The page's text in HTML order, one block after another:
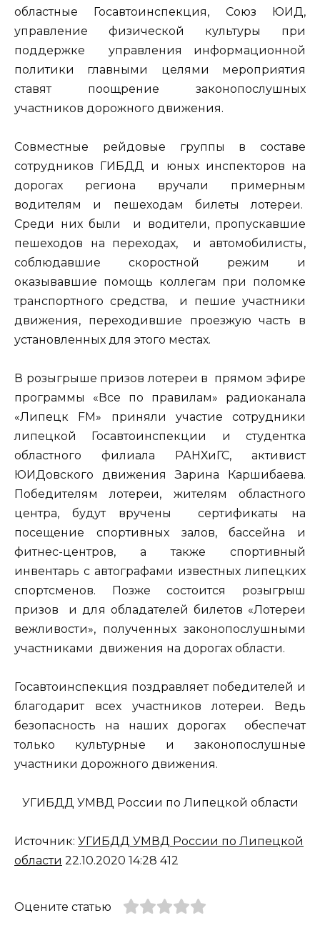
областные Госавтоинспекция, Союз ЮИД,
управление физической культуры при
поддержке управления информационной
политики главными целями мероприятия
ставят поощрение законопослушных
участников дорожного движения.
Совместные рейдовые группы в составе
сотрудников ГИБДД и юных инспекторов на
дорогах региона вручали примерным
водителям и пешеходам билеты лотереи.
Среди них были и водители, пропускавшие
пешеходов на переходах, и автомобилисты,
соблюдавшие скоростной режим и
оказывавшие помощь коллегам при поломке
транспортного средства, и пешие участники
движения, переходившие проезжую часть в
установленных для этого местах.
В розыгрыше призов лотереи в прямом эфире
программы «Все по правилам» радиоканала
«Липецк FM» приняли участие сотрудники
липецкой Госавтоинспекции и студентка
областного филиала РАНХиГС, активист
ЮИДовского движения Зарина Каршибаева.
Победителям лотереи, жителям областного
центра, будут вручены сертификаты на
посещение спортивных залов, бассейна и
фитнес-центров, а также спортивный
инвентарь с автографами известных липецких
спортсменов. Позже состоится розыгрыш
призов и для обладателей билетов «Лотереи
вежливости», полученных законопослушными
участниками движения на дорогах области.
Госавтоинспекция поздравляет победителей и
благодарит всех участников лотереи. Ведь
безопасность на наших дорогах обеспечат
только культурные и законопослушные
участники дорожного движения.
УГИБДД УМВД России по Липецкой области
Источник: УГИБДД УМВД России по Липецкой
области 22.10.2020 14:28 412
Оцените статью